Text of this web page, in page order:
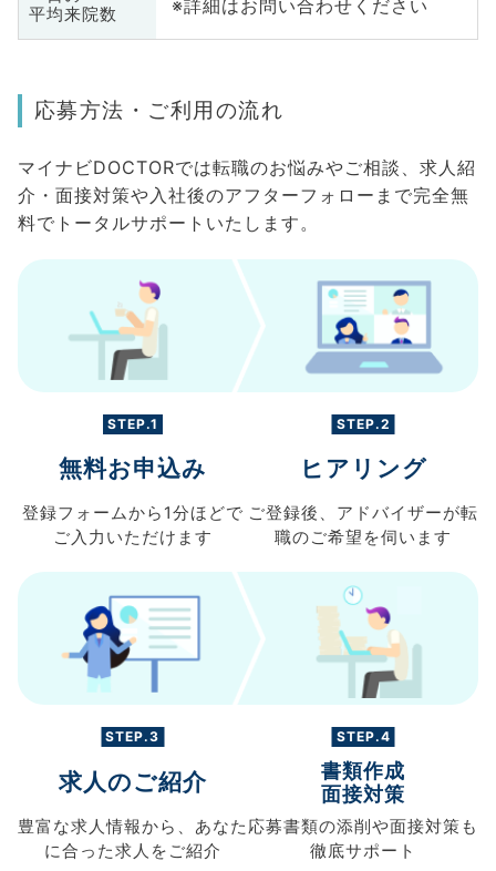
平均来院数
※詳細はお問い合わせください
応募方法・ご利用の流れ
マイナビDOCTORでは転職のお悩みやご相談、求人紹
介・面接対策や入社後のアフターフォローまで完全無
料でトータルサポートいたします。
STEP.1
無料お申込み
登録フォームから 1分ほどで
ご入力 いただけます
STEP.2
ヒアリング
ご登録後、 アドバイザーが転
職のご希望を伺います
STEP.3
求人のご紹介
豊富な求人情報から、 あなた
に合った求人を ご紹介
STEP.4
書類作成
面接対策
応募書類の添削や面接対策も
徹底サポート